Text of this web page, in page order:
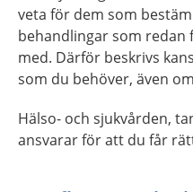
veta för dem som
behandlingar som
med. Därför beskrivs
som du behöver, även
Hälso- och sjukvården,
ansvarar för att du får